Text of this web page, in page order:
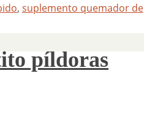
, suplemento quemador de
píldoras